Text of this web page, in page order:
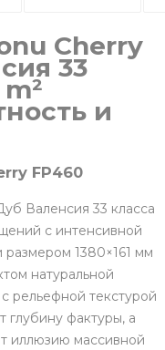
Cherry
33
и
FP460
Валенсия 33 класса
с интенсивной
1380×161 мм
натуральной
рельефной текстурой
глубину фактуры, а
иллюзию массивной